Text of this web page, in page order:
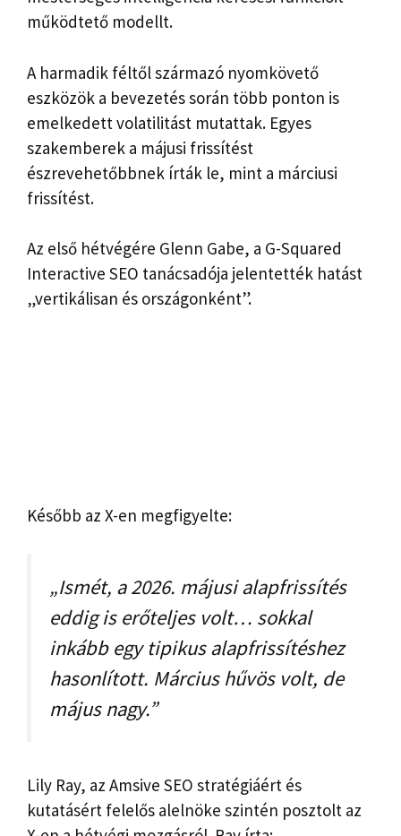
működtető modellt.
A harmadik féltől származó nyomkövető
eszközök a bevezetés során több ponton is
emelkedett volatilitást mutattak. Egyes
szakemberek a májusi frissítést
észrevehetőbbnek írták le, mint a márciusi
frissítést.
Az első hétvégére Glenn Gabe, a G-Squared
Interactive SEO tanácsadója jelentették hatást
„vertikálisan és országonként”.
Később az X-en megfigyelte:
„Ismét, a 2026. májusi alapfrissítés
eddig is erőteljes volt… sokkal
inkább egy tipikus alapfrissítéshez
hasonlított. Március hűvös volt, de
május nagy.”
Lily Ray, az Amsive SEO stratégiáért és
kutatásért felelős alelnöke szintén posztolt az